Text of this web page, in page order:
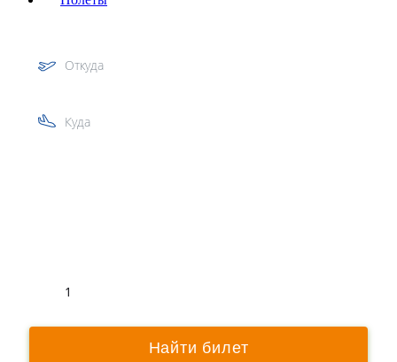
Откуда
Куда
1
Найти билет